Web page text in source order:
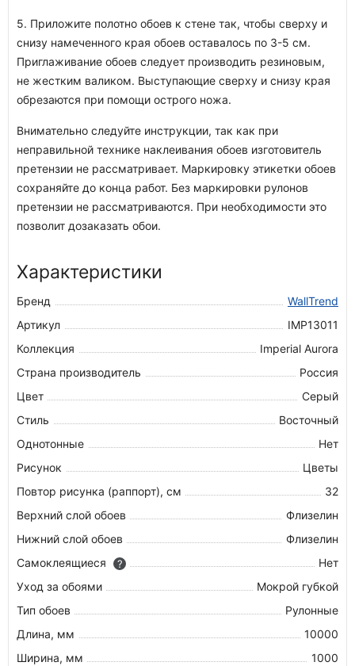
5. Приложите полотно обоев к стене так, чтобы сверху и
снизу намеченного края обоев оставалось по 3-5 см.
Приглаживание обоев следует производить резиновым,
не жестким валиком. Выступающие сверху и снизу края
обрезаются при помощи острого ножа.
Внимательно следуйте инструкции, так как при
неправильной технике наклеивания обоев изготовитель
претензии не рассматривает. Маркировку этикетки обоев
сохраняйте до конца работ. Без маркировки рулонов
претензии не рассматриваются. При необходимости это
позволит дозаказать обои.
Характеристики
Бренд
WallTrend
Артикул
IMP13011
Коллекция
Imperial Aurora
Страна производитель
Россия
Цвет
Серый
Стиль
Восточный
Однотонные
Нет
Рисунок
Цветы
Повтор рисунка (раппорт), см
32
Верхний слой обоев
Флизелин
Нижний слой обоев
Флизелин
Самоклеящиеся
?
Нет
Уход за обоями
Мокрой губкой
Тип обоев
Рулонные
Длина, мм
10000
Ширина, мм
1000